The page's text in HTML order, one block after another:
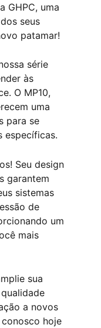
GHPC, uma
seus
patamar!
série
às
O MP10,
uma
para se
específicas.
Seu design
garantem
sistemas
de
um
mais
sua
a novos
hoje